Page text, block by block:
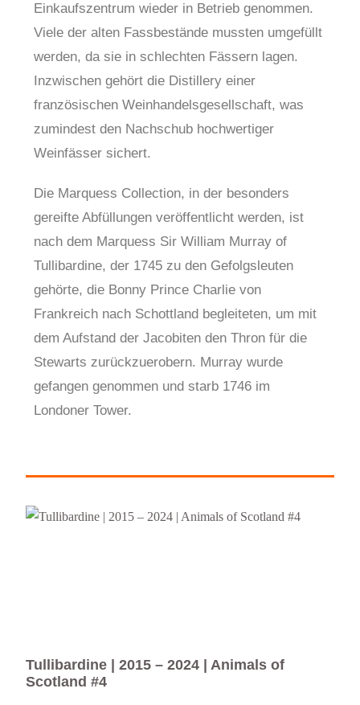
Einkaufszentrum wieder in Betrieb genommen.
Viele der alten Fassbestände mussten umgefüllt
werden, da sie in schlechten Fässern lagen.
Inzwischen gehört die Distillery einer
französischen Weinhandelsgesellschaft, was
zumindest den Nachschub hochwertiger
Weinfässer sichert.
Die Marquess Collection, in der besonders
gereifte Abfüllungen veröffentlicht werden, ist
nach dem Marquess Sir William Murray of
Tullibardine, der 1745 zu den Gefolgsleuten
gehörte, die Bonny Prince Charlie von
Frankreich nach Schottland begleiteten, um mit
dem Aufstand der Jacobiten den Thron für die
Stewarts zurückzuerobern. Murray wurde
gefangen genommen und starb 1746 im
Londoner Tower.
Tullibardine | 2015 – 2024 | Animals of
Scotland #4